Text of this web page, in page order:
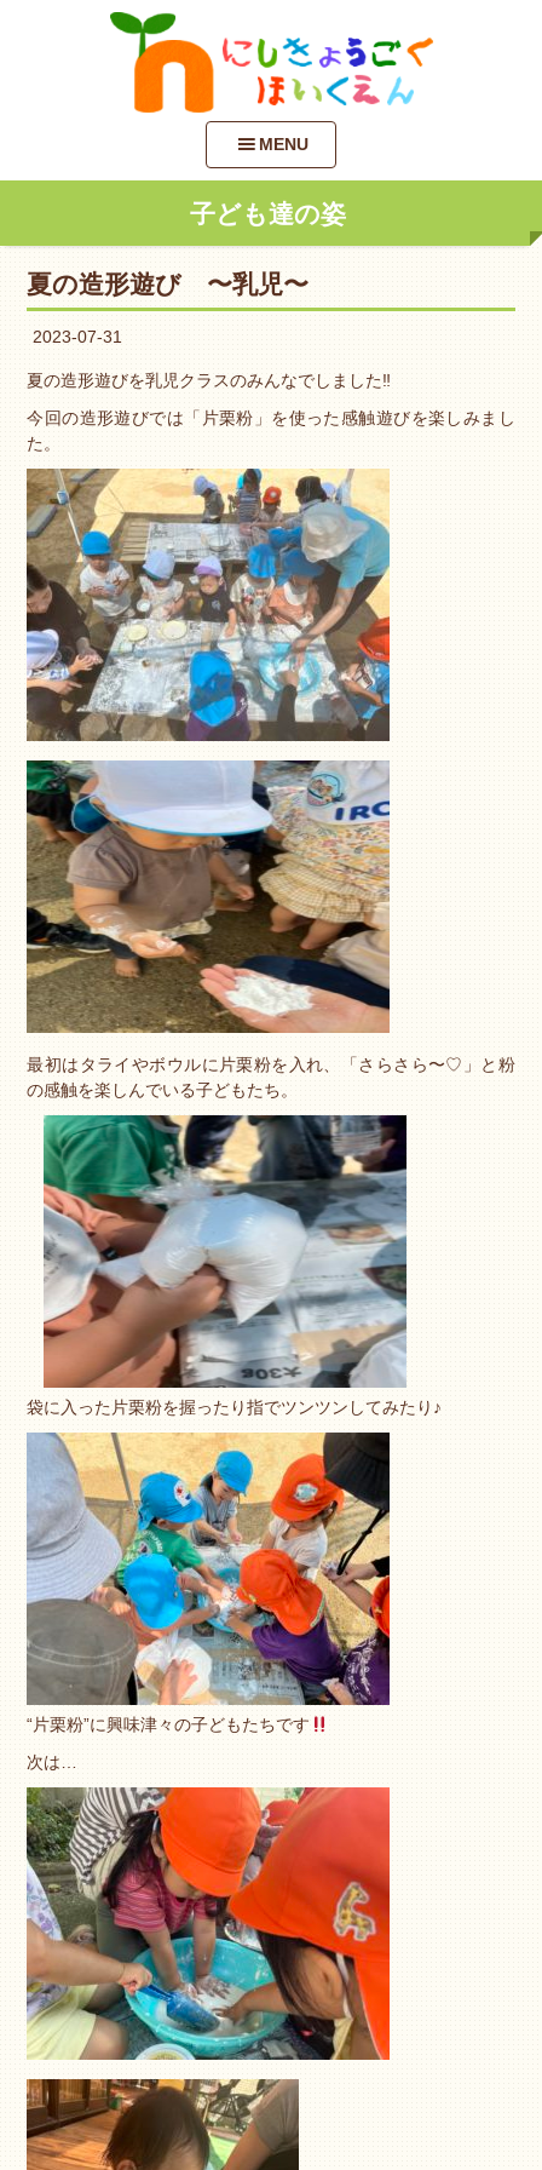
MENU
子ども達の姿
夏の造形遊び 〜乳児〜
2023-07-31
夏の造形遊びを乳児クラスのみんなでしました‼︎
今回の造形遊びでは「片栗粉」を使った感触遊びを楽しみまし
た。
最初はタライやボウルに片栗粉を入れ、「さらさら〜♡」と粉
の感触を楽しんでいる子どもたち。
袋に入った片栗粉を握ったり指でツンツンしてみたり♪
“片栗粉”に興味津々の子どもたちです
次は…